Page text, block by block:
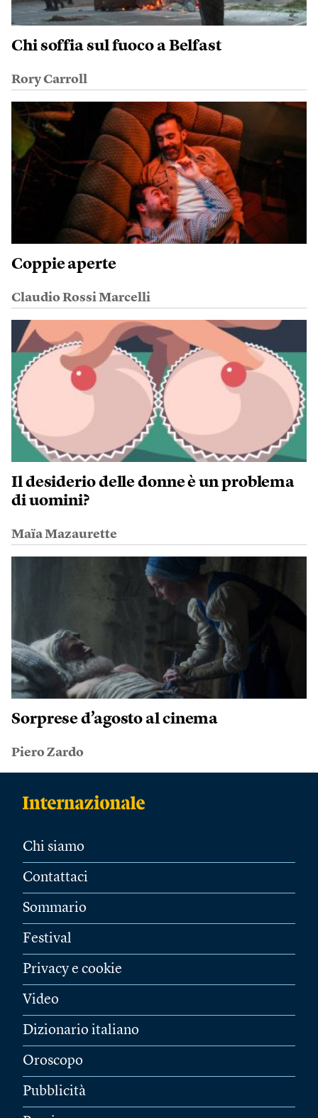
Chi soffia sul fuoco a Belfast
Rory Carroll
Coppie aperte
Claudio Rossi Marcelli
Il desiderio delle donne è un problema
di uomini?
Maïa Mazaurette
Sorprese d’agosto al cinema
Piero Zardo
Chi siamo
Contattaci
Sommario
Festival
Privacy e cookie
Video
Dizionario italiano
Oroscopo
Pubblicità